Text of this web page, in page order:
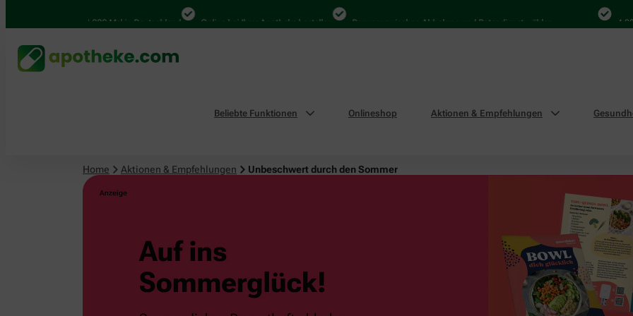
4.000 Mal in Deutschland Online bei Ihrer Apotheke bestellen Bequem zwischen Abholung und Botendienst wählen 4.000
Beliebte Funktionen Onlineshop Aktionen & Empfehlungen
Home Aktionen & Empfehlungen Unbeschwert durch den Sommer